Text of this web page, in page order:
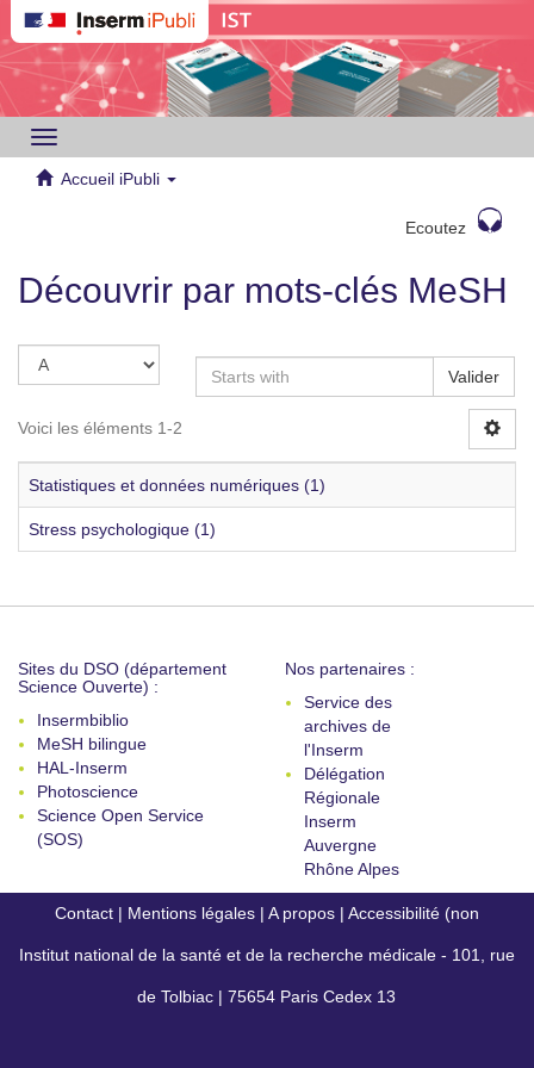
Toggle
navigation
Accueil iPubli
Ecoutez
Découvrir par mots-clés MeSH
Valider
Voici les éléments 1-2
Statistiques et données numériques (1)
Stress psychologique (1)
Sites du DSO (département
Science Ouverte) :
Insermbiblio
MeSH bilingue
HAL-Inserm
Photoscience
Science Open Service
(SOS)
Nos partenaires :
Service des
archives de
l'Inserm
Délégation
Régionale
Inserm
Auvergne
Rhône Alpes
Contact | Mentions légales | A propos | Accessibilité (non
conforme)
Institut national de la santé et de la recherche médicale - 101, rue
de Tolbiac | 75654 Paris Cedex 13